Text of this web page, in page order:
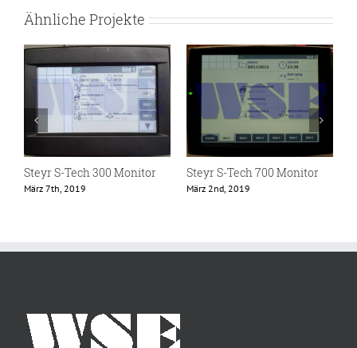
Ähnliche Projekte
Steyr S-Tech 300 Monitor
März 7th, 2019
Steyr S-Tech 700 Monitor
März 2nd, 2019